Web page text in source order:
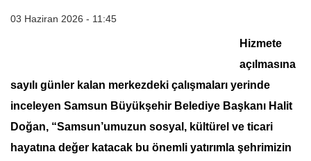
03 Haziran 2026 - 11:45
Hizmete
açılmasına
sayılı günler kalan merkezdeki çalışmaları yerinde
inceleyen Samsun Büyükşehir Belediye Başkanı Halit
Doğan, “Samsun’umuzun sosyal, kültürel ve ticari
hayatına değer katacak bu önemli yatırımla şehrimizin